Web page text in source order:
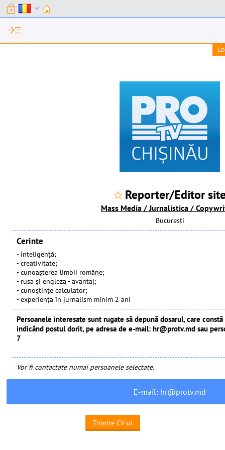
lock expand_more
read_more
Reporter/Editor
Mass Media / Jurnalistica /
Bucuresti
Cerinte
- inteligenţă;
- creativitate;
- cunoaşterea limbii române;
- rusa şi engleza - avantaj;
- cunoştinţe calculator;
- experienţa în jurnalism minim 2 ani
Persoanele interesate sunt rugate să depună dosarul, care
indicând postul dorit, pe adresa de e-mail: hr@protv.md sau
7
Vor fi contactate numai persoanele selectate.
E-mail: hr@protv.md